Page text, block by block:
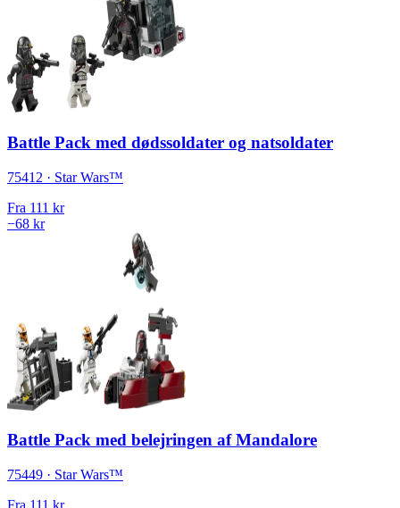
Battle Pack med dødssoldater og natsoldater
75412 · Star Wars™
Fra 111 kr
−68 kr
Battle Pack med belejringen af Mandalore
75449 · Star Wars™
Fra 111 kr